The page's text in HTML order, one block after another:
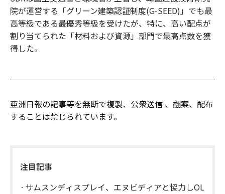
院が運営する「グリーン建築認証制度(G-SEED)」でも最
高等級である最優秀等級を受けたが、特に、高い配点が
割り当てられた「材料および資源」部門で最高点数を獲
得した。
亜洲日報の記事等を無断で複製、公衆送信 、翻案、配布
することは禁じられています。
注目記事
サムスンディスプレイ、エヌビディアと協力しOL